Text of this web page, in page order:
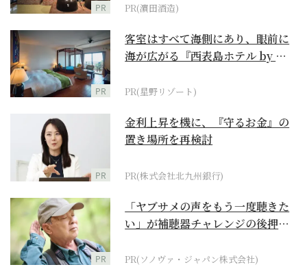
PR PR(濵田酒造)
PR
客室はすべて海側にあり、眼前に
海が広がる『西表島ホテル by 星
PR(星野リゾート)
PR
金利上昇を機に、『守るお金』の
置き場所を再検討
PR(株式会社北九州銀行)
PR
「ヤブサメの声をもう一度聴きた
い」が補聴器チャレンジの後押し
PR(ソノヴァ・ジャパン株式会社)